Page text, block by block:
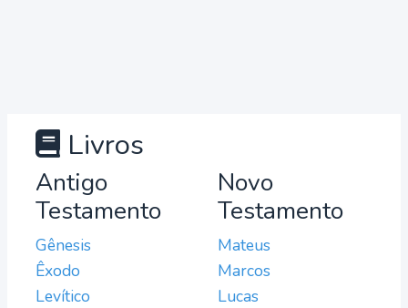
Livros
Antigo
Testamento
Gênesis
Êxodo
Levítico
Novo
Testamento
Mateus
Marcos
Lucas